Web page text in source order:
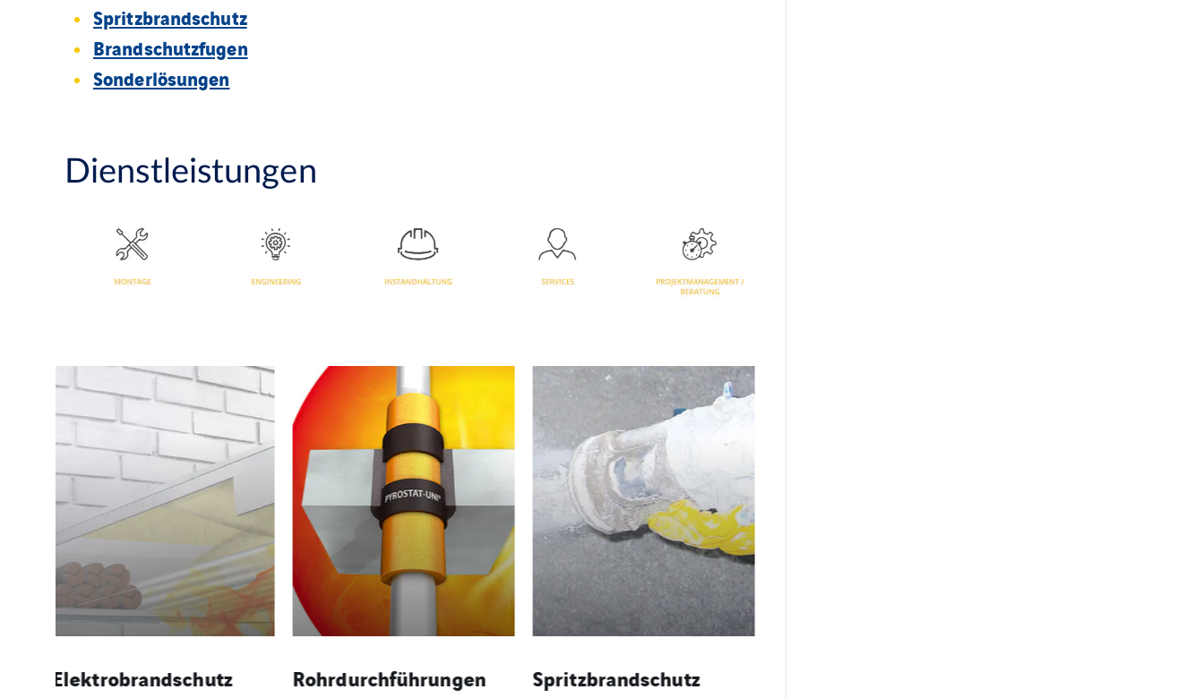
Spritzbrandschutz
Brandschutzfugen
Sonderlösungen
Dienstleistungen
Rohrdurchführungen Spritzbrandschutz Brandschutzfugen